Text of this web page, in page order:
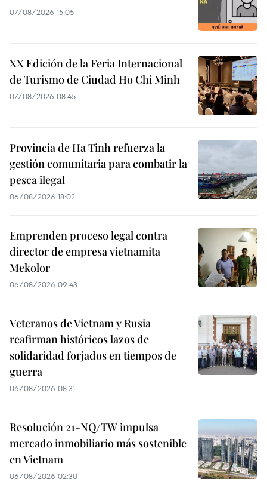
07/08/2026 15:05
XX Edición de la Feria Internacional
de Turismo de Ciudad Ho Chi Minh
07/08/2026 08:45
Provincia de Ha Tinh refuerza la
gestión comunitaria para combatir la
pesca ilegal
06/08/2026 18:02
Emprenden proceso legal contra
director de empresa vietnamita
Mekolor
06/08/2026 09:43
Veteranos de Vietnam y Rusia
reafirman históricos lazos de
solidaridad forjados en tiempos de
guerra
06/08/2026 08:31
Resolución 21-NQ/TW impulsa
mercado inmobiliario más sostenible
en Vietnam
06/08/2026 02:30